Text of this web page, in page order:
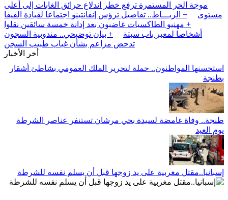
موجة الحر المستمرة ترفع خطر اندلاع حرائق الغابات إلى أعلى
مستوى
+ الربـــاط.. تفاصيل ترؤس إنفانتينو اجتماعا لقيادة الفيفا
+ مهنيو الطاكسيات غاضبون بعد إدانة خمسة سائقين نقلوا
أشخاصا لمعبر باب سبتة
+ بيان توضيحي.. مندوبية السجون
تدحض مزاعم بشأن غياب طبيب السجن
أخر الأخبار
استحسنها المواطنون.. حملة لتحرير الملك العمومي بشاطئ أشقار
بطنجة
طنجة.. وفاة غامضة لسيدة بحي مرشان تستنفر عناصر الشرطة
يوم العيد
إسبانيا..مقتل مغربية على يد زوجها قبل أن يسلم نفسه للشرطة